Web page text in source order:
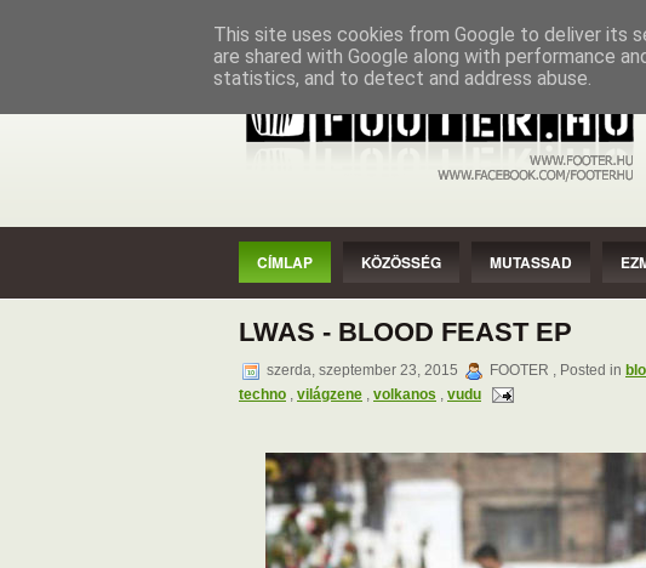
CÍMLAP KÖZÖSSÉG MUTASSAD EZMIEZ?
CÍMLAP KÖZÖSSÉG MUTASSAD
LWAS - BLOOD FEAST EP
szerda, szeptember 23, 2015 FOOTER , Posted in
techno , világzene , volkanos , vudu
This site uses cookies from Google to deliver its
are shared with Google along with performance
statistics, and to detect and address abuse.